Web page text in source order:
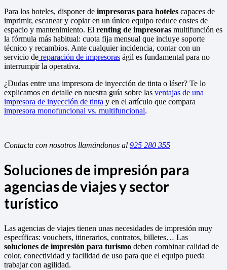
Para los hoteles, disponer de impresoras para hoteles capaces de
imprimir, escanear y copiar en un único equipo reduce costes de
espacio y mantenimiento. El renting de impresoras multifunción es
la fórmula más habitual: cuota fija mensual que incluye soporte
técnico y recambios. Ante cualquier incidencia, contar con un
servicio de reparación de impresoras ágil es fundamental para no
interrumpir la operativa.
¿Dudas entre una impresora de inyección de tinta o láser? Te lo
explicamos en detalle en nuestra guía sobre las ventajas de una
impresora de inyección de tinta y en el artículo que compara
impresora monofuncional vs. multifuncional.
Contacta con nosotros llamándonos al 925 280 355
Soluciones de impresión para
agencias de viajes y sector
turístico
Las agencias de viajes tienen unas necesidades de impresión muy
específicas: vouchers, itinerarios, contratos, billetes… Las
soluciones de impresión para turismo deben combinar calidad de
color, conectividad y facilidad de uso para que el equipo pueda
trabajar con agilidad.